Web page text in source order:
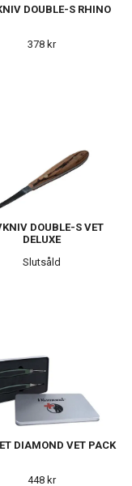
DOUBLE-S RHINO
378 kr
DOUBLE-S VET
DELUXE
Slutsåld
DIAMOND VET PACK
448 kr